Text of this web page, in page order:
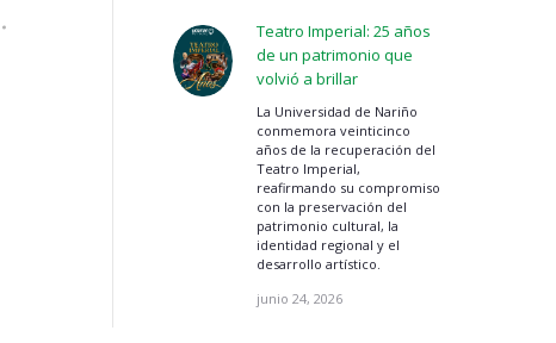
Teatro Imperial: 25 años
de un patrimonio que
volvió a brillar
La Universidad de Nariño
conmemora veinticinco
años de la recuperación del
Teatro Imperial,
reafirmando su compromiso
con la preservación del
patrimonio cultural, la
identidad regional y el
desarrollo artístico.
junio 24, 2026